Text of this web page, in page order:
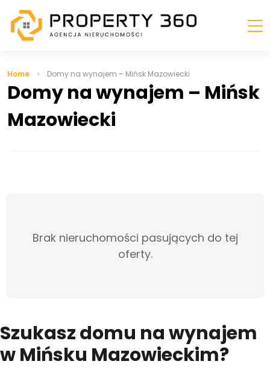
Home Domy na wynajem – Mińsk Mazowiecki
Domy na wynajem – Mińsk
Mazowiecki
Brak nieruchomości pasujących do tej
oferty.
Szukasz domu na wynajem
w Mińsku Mazowieckim?